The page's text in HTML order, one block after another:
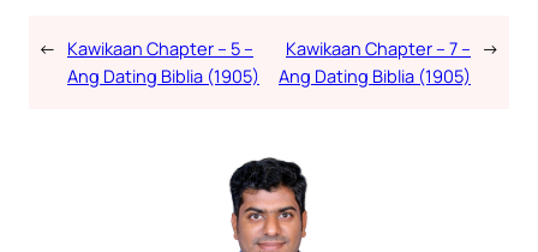
← Kawikaan Chapter – 5 –
Ang Dating Biblia (1905)
Kawikaan Chapter – 7 –
Ang Dating Biblia (1905)
→